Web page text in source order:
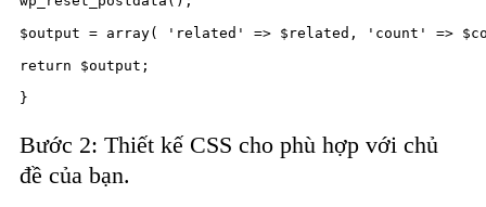
$output = array( 'related' => $related, 'count' =>
return $output;
}
Bước 2: Thiết kế CSS cho phù hợp với chủ
đề của bạn.